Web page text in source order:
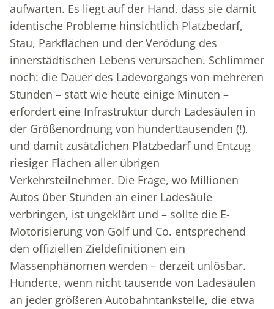
aufwarten. Es liegt auf der Hand, dass sie damit
identische Probleme hinsichtlich Platzbedarf,
Stau, Parkflächen und der Verödung des
innerstädtischen Lebens verursachen. Schlimmer
noch: die Dauer des Ladevorgangs von mehreren
Stunden – statt wie heute einige Minuten –
erfordert eine Infrastruktur durch Ladesäulen in
der Größenordnung von hunderttausenden (!),
und damit zusätzlichen Platzbedarf und Entzug
riesiger Flächen aller übrigen
Verkehrsteilnehmer. Die Frage, wo Millionen
Autos über Stunden an einer Ladesäule
verbringen, ist ungeklärt und – sollte die E-
Motorisierung von Golf und Co. entsprechend
den offiziellen Zieldefinitionen ein
Massenphänomen werden – derzeit unlösbar.
Hunderte, wenn nicht tausende von Ladesäulen
an jeder größeren Autobahntankstelle, die etwa